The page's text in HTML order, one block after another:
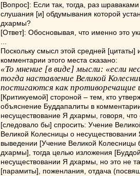
[Вопрос]: Если так, тогда, раз
слушания [и] обдумывания которой
дхармы?
[Ответ]: Обосновывая, что именно это
Поскольку смысл этой средней [цитаты]
комментарии этого места сказано:
«То мнение [в виде] мысли: «если
тогда наставление Великой
постигаются как
[Критикуемой] стороной – тем, кто
объяснение Буддапалиты в
несуществование Я дхармы, говоря,
[следовало бы] спросить: Учение
Великой Колесницы о несуществовании
выведении [Учение Великой Колесницы
дхармы], тогда целью изложения
несуществовании Я дхармы, но это не
[парамиты], поженлания, отдача